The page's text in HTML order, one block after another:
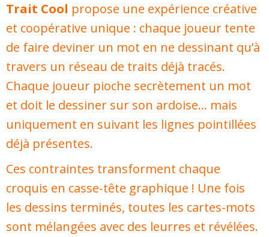
Trait Cool propose une expérience créative
et coopérative unique : chaque joueur tente
de faire deviner un mot en ne dessinant qu’à
travers un réseau de traits déjà tracés.
Chaque joueur pioche secrètement un mot
et doit le dessiner sur son ardoise… mais
uniquement en suivant les lignes pointillées
déjà présentes.
Ces contraintes transforment chaque
croquis en casse-tête graphique ! Une fois
les dessins terminés, toutes les cartes-mots
sont mélangées avec des leurres et révélées.